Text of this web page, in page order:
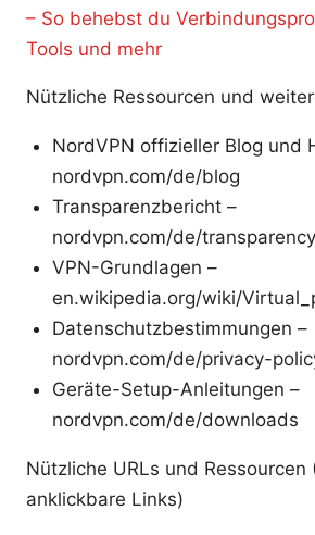
– So behebst du
Tools und mehr
Nützliche Ressourcen und
NordVPN offizieller Blog und
nordvpn.com/de/blog
Transparenzbericht –
nordvpn.com/de/transparency
VPN-Grundlagen –
en.wikipedia.org/wiki/
Datenschutzbestimmungen –
nordvpn.com/de/privacy-
Geräte-Setup-Anleitungen –
nordvpn.com/de/downloads
Nützliche URLs und
anklickbare Links)